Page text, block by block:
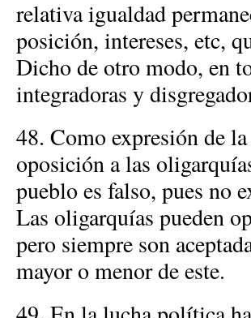
relativa igualdad
posición, intereses, etc,
Dicho de otro modo, en
integradoras y
48. Como expresión de
oposición a las
pueblo es falso, pues no
Las oligarquías pueden
pero siempre son
mayor o menor de este.